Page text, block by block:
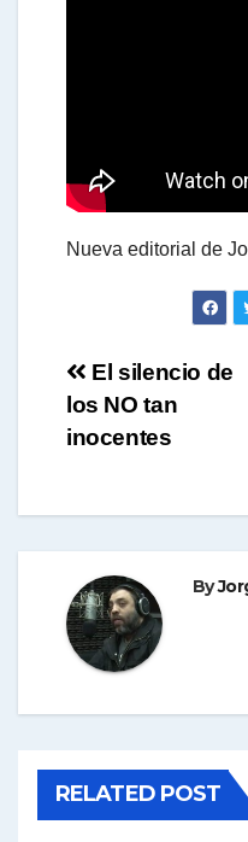
p
Nueva editorial de
de
El silencio de
los NO tan
inocentes
By
RELATED POST